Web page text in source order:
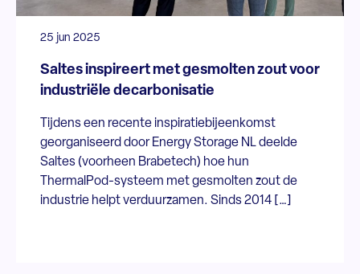
25 jun 2025
Saltes inspireert met gesmolten zout voor
industriële decarbonisatie
Tijdens een recente inspiratiebijeenkomst
georganiseerd door Energy Storage NL deelde
Saltes (voorheen Brabetech) hoe hun
ThermalPod-systeem met gesmolten zout de
industrie helpt verduurzamen. Sinds 2014 […]